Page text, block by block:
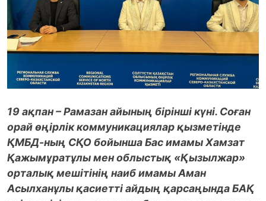
19 ақпан – Рамазан айының бірінші күні. Соған
орай өңірлік коммуникациялар қызметінде
ҚМБД-ның СҚО бойынша Бас имамы Хамзат
Қажымұратұлы мен облыстық «Қызылжар»
орталық мешітінің наиб имамы Аман
Асылханұлы қасиетті айдың қарсаңында БАҚ